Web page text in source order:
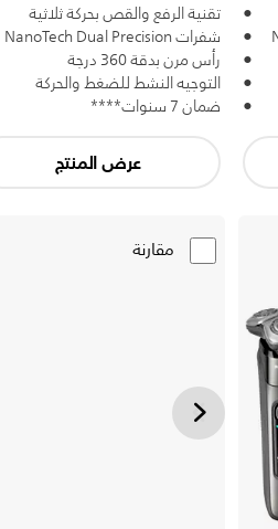
تقنية الرفع والقص بحركة ثلاثية
شفرات NanoTech Dual Precision
رأس مرن بدقة 360 درجة
التوجيه النشط للضغط والحركة
ضمان 7 سنوات****
عرض المنتج
مقارنة